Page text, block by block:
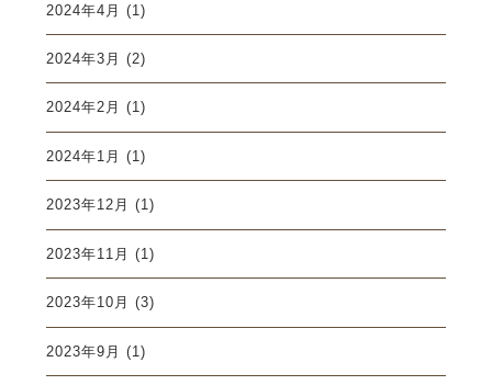
2024年4月 (1)
2024年3月 (2)
2024年2月 (1)
2024年1月 (1)
2023年12月 (1)
2023年11月 (1)
2023年10月 (3)
2023年9月 (1)